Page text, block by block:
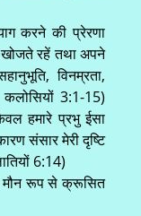
करने की प्रेरणा
रहें तथा अपने
विनम्रता,
3:1-15)
हमारे प्रभु ईसा
संसार मेरी दृष्टि
6:14)
मौन रूप से क्रूसित